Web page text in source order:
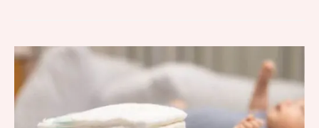
Estreñimiento
en
bebés: